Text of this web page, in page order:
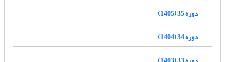
دوره 35 (1405)
دوره 34 (1404)